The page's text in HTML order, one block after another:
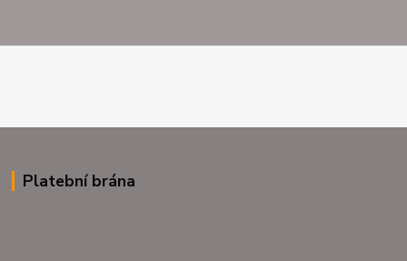
Platební brána